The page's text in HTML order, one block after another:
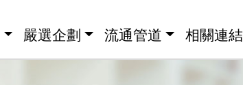
嚴選企劃 流通管道 相關連結